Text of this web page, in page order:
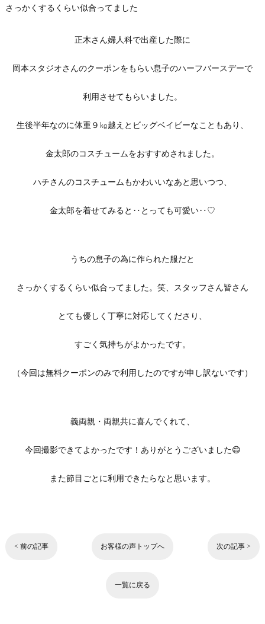
さっかくするくらい似合ってました
正木さん婦人科で出産した際に
岡本スタジオさんのクーポンをもらい息子のハーフバースデーで
利用させてもらいました。
生後半年なのに体重９㎏越えとビッグベイビーなこともあり、
金太郎のコスチュームをおすすめされました。
ハチさんのコスチュームもかわいいなあと思いつつ、
金太郎を着せてみると‥とっても可愛い‥♡
うちの息子の為に作られた服だと
さっかくするくらい似合ってました。笑、スタッフさん皆さん
とても優しく丁寧に対応してくださり、
すごく気持ちがよかったです。
（今回は無料クーポンのみで利用したのですが申し訳ないです）
義両親・両親共に喜んでくれて、
今回撮影できてよかったです！ありがとうございました😄
また節目ごとに利用できたらなと思います。
< 前の記事 お客様の声トップへ 次の記事 >
一覧に戻る